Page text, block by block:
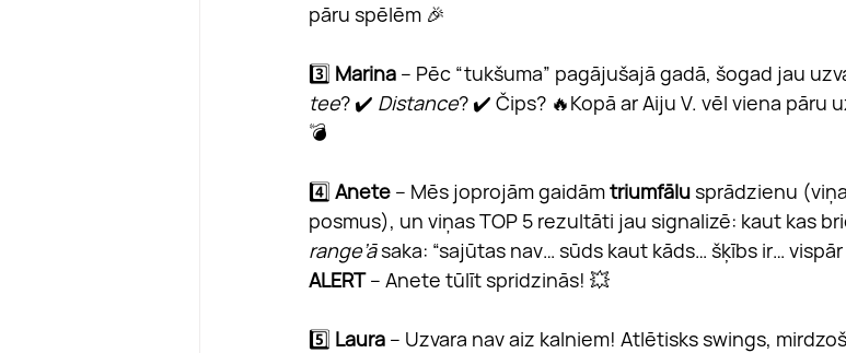
pāru spēlēm 🎉
3️⃣ Marina – Pēc “tukšuma” pagājušajā gadā, šogad jau
tee? ✔️ Distance? ✔️ Čips? 🔥Kopā ar Aiju V. vēl viena pāru
💣
4️⃣ Anete – Mēs joprojām gaidām triumfālu sprādzienu
posmus), un viņas TOP 5 rezultāti jau signalizē: kaut kas
range’ā saka: “sajūtas nav… sūds kaut kāds… šķībs ir…
ALERT – Anete tūlīt spridzinās! 💥
5️⃣ Laura – Uzvara nav aiz kalniem! Atlētisks swings,